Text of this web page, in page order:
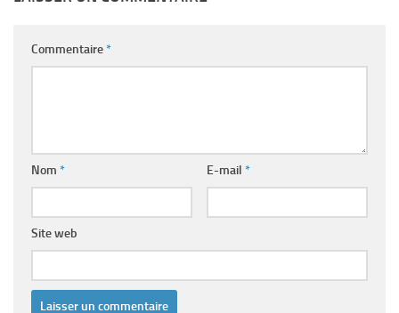
Commentaire*
Nom * E-mail *
Site web